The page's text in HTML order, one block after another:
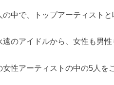
中で、トップアーティストと
のアイドルから、女性も男性
女性アーティストの中の5人